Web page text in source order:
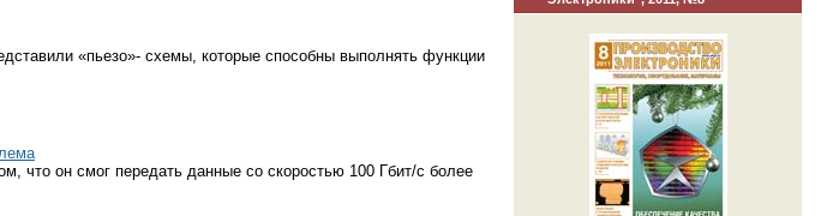
«пьезо»- схемы, которые способны выполнять функции
что он смог передать данные со скоростью 100 Гбит/с более